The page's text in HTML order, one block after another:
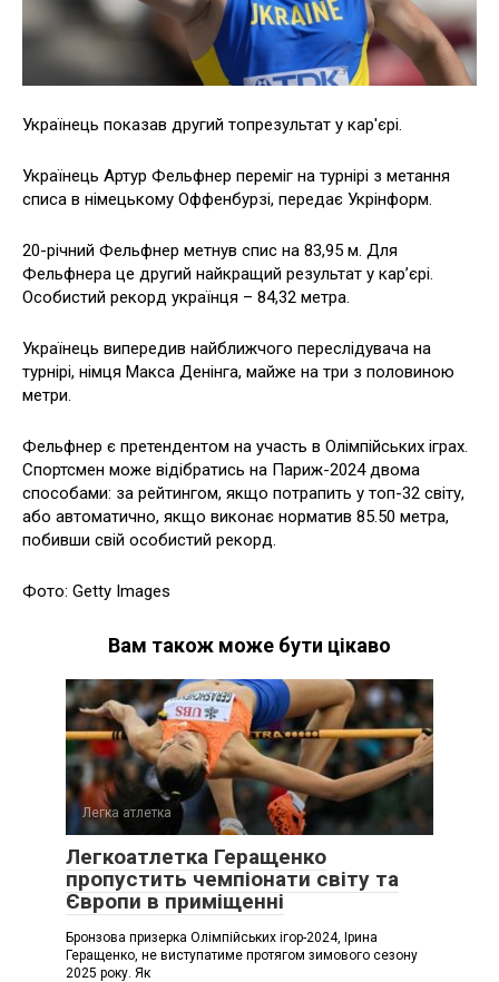
Українець показав другий топрезультат у кар'єрі.
Українець Артур Фельфнер переміг на турнірі з метання
списа в німецькому Оффенбурзі, передає Укрінформ.
20-річний Фельфнер метнув спис на 83,95 м. Для
Фельфнера це другий найкращий результат у кар’єрі.
Особистий рекорд українця – 84,32 метра.
Українець випередив найближчого переслідувача на
турнірі, німця Макса Денінга, майже на три з половиною
метри.
Фельфнер є претендентом на участь в Олімпійських іграх.
Спортсмен може відібратись на Париж-2024 двома
способами: за рейтингом, якщо потрапить у топ-32 світу,
або автоматично, якщо виконає норматив 85.50 метра,
побивши свій особистий рекорд.
Фото: Getty Images
Вам також може бути цікаво
Легка атлетка
Легкоатлетка Геращенко
пропустить чемпіонати світу та
Європи в приміщенні
Бронзова призерка Олімпійських ігор-2024, Ірина
Геращенко, не виступатиме протягом зимового сезону
2025 року. Як